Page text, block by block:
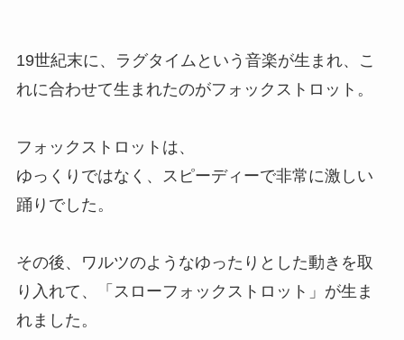
19世紀末に、ラグタイムという音楽が生まれ、こ
れに合わせて生まれたのがフォックストロット。
フォックストロットは、
ゆっくりではなく、スピーディーで非常に激しい
踊りでした。
その後、ワルツのようなゆったりとした動きを取
り入れて、「スローフォックストロット」が生ま
れました。